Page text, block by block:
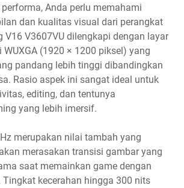
Anda perlu memahami
dan kualitas visual dari perangkat
V16 V3607VU dilengkapi dengan layar
WUXGA (1920 × 1200 piksel) yang
pandang lebih tinggi dibandingkan
Rasio aspek ini sangat ideal untuk
editing, dan tentunya
yang lebih imersif.
merupakan nilai tambah yang
merasakan transisi gambar yang
saat memainkan game dengan
kecerahan hingga 300 nits